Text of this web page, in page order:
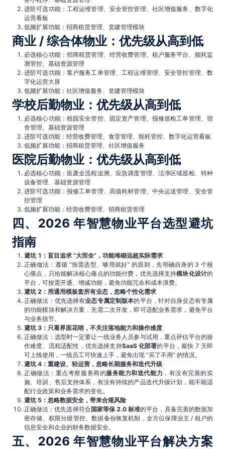
进阶可选功能：工程运维管理、安全管控管理、社区增值服务、数字化
运营看板
低频扩展功能：招商租赁管理、党建管理模块
商业 / 综合体物业：优先级从高到低
必选核心功能：招商租赁管理、经营收费管理、租户服务平台、能耗监
测管控、基础资源管理
进阶可选功能：客户服务工单管理、工程运维管理、安全管控管理、数
字化运营大屏
低频扩展功能：社区增值服务、党建管理模块
学校后勤物业：优先级从高到低
必选核心功能：校园安全管控、固定资产管理、报修巡检工单管理、宿
舍管理、基础资源管理
进阶可选功能：经营收费管理、食堂管理、能耗管控、数字化运营看板
低频扩展功能：招商租赁管理、社区增值服务
医院后勤物业：优先级从高到低
必选核心功能：医废全流程追溯、应急调度管理、洁净区域巡检、特种
设备管理、基础资源管理
进阶可选功能：报修工单管理、高值耗材管理、中央运送管理、安全管
控管理
低频扩展功能：经营收费管理、招商租赁管理
四、2026 年智慧物业平台选型避坑
指南
避坑 1：盲目追求 “大而全”，功能堆砌远超实际需求
正确做法：遵循 “按需选型、够用就好” 的原则，先明确自身的 3 个核
心痛点，只给能解决核心痛点的功能付费，优先选择支持模块化设计的
平台，可按需开通、增减功能，避免功能冗余和成本浪费。
避坑 2：用通用模板套所有业态，忽略个性化需求
正确做法：优先选择有业态专属定制版本的平台，针对自身业态有专属
的功能模块和解决方案，无需二次开发，即可适配业务需求，避免平台
与业务脱节。
避坑 3：只看界面花哨，不关注落地能力和操作难度
正确做法：选型时一定要让一线业务人员参与试用，重点评估平台的操
作难度、流程适配性，优先选择支持SaaS 化部署的平台，最快 7 天即
可上线使用，一线员工可快速上手，避免出现 “买了不用” 的情况。
避坑 4：重建设、轻运营，忽略长期服务和迭代升级
正确做法：重点考察服务商的服务能力和迭代能力 ，有没有完善的实
施、培训、售后支持体系，有没有持续的产品迭代升级计划，能不能适
配行业政策和业务需求的变化。
避坑 5：忽略数据安全，带来合规风险
正确做法：优先选择符合国家等保 2.0 标准的平台，具备完善的数据加
密存储、权限分级管控、数据备份恢复机制，全方位保障业主 / 租户的
信息安全和企业的财务数据安全。
五、2026 年智慧物业平台解决方案